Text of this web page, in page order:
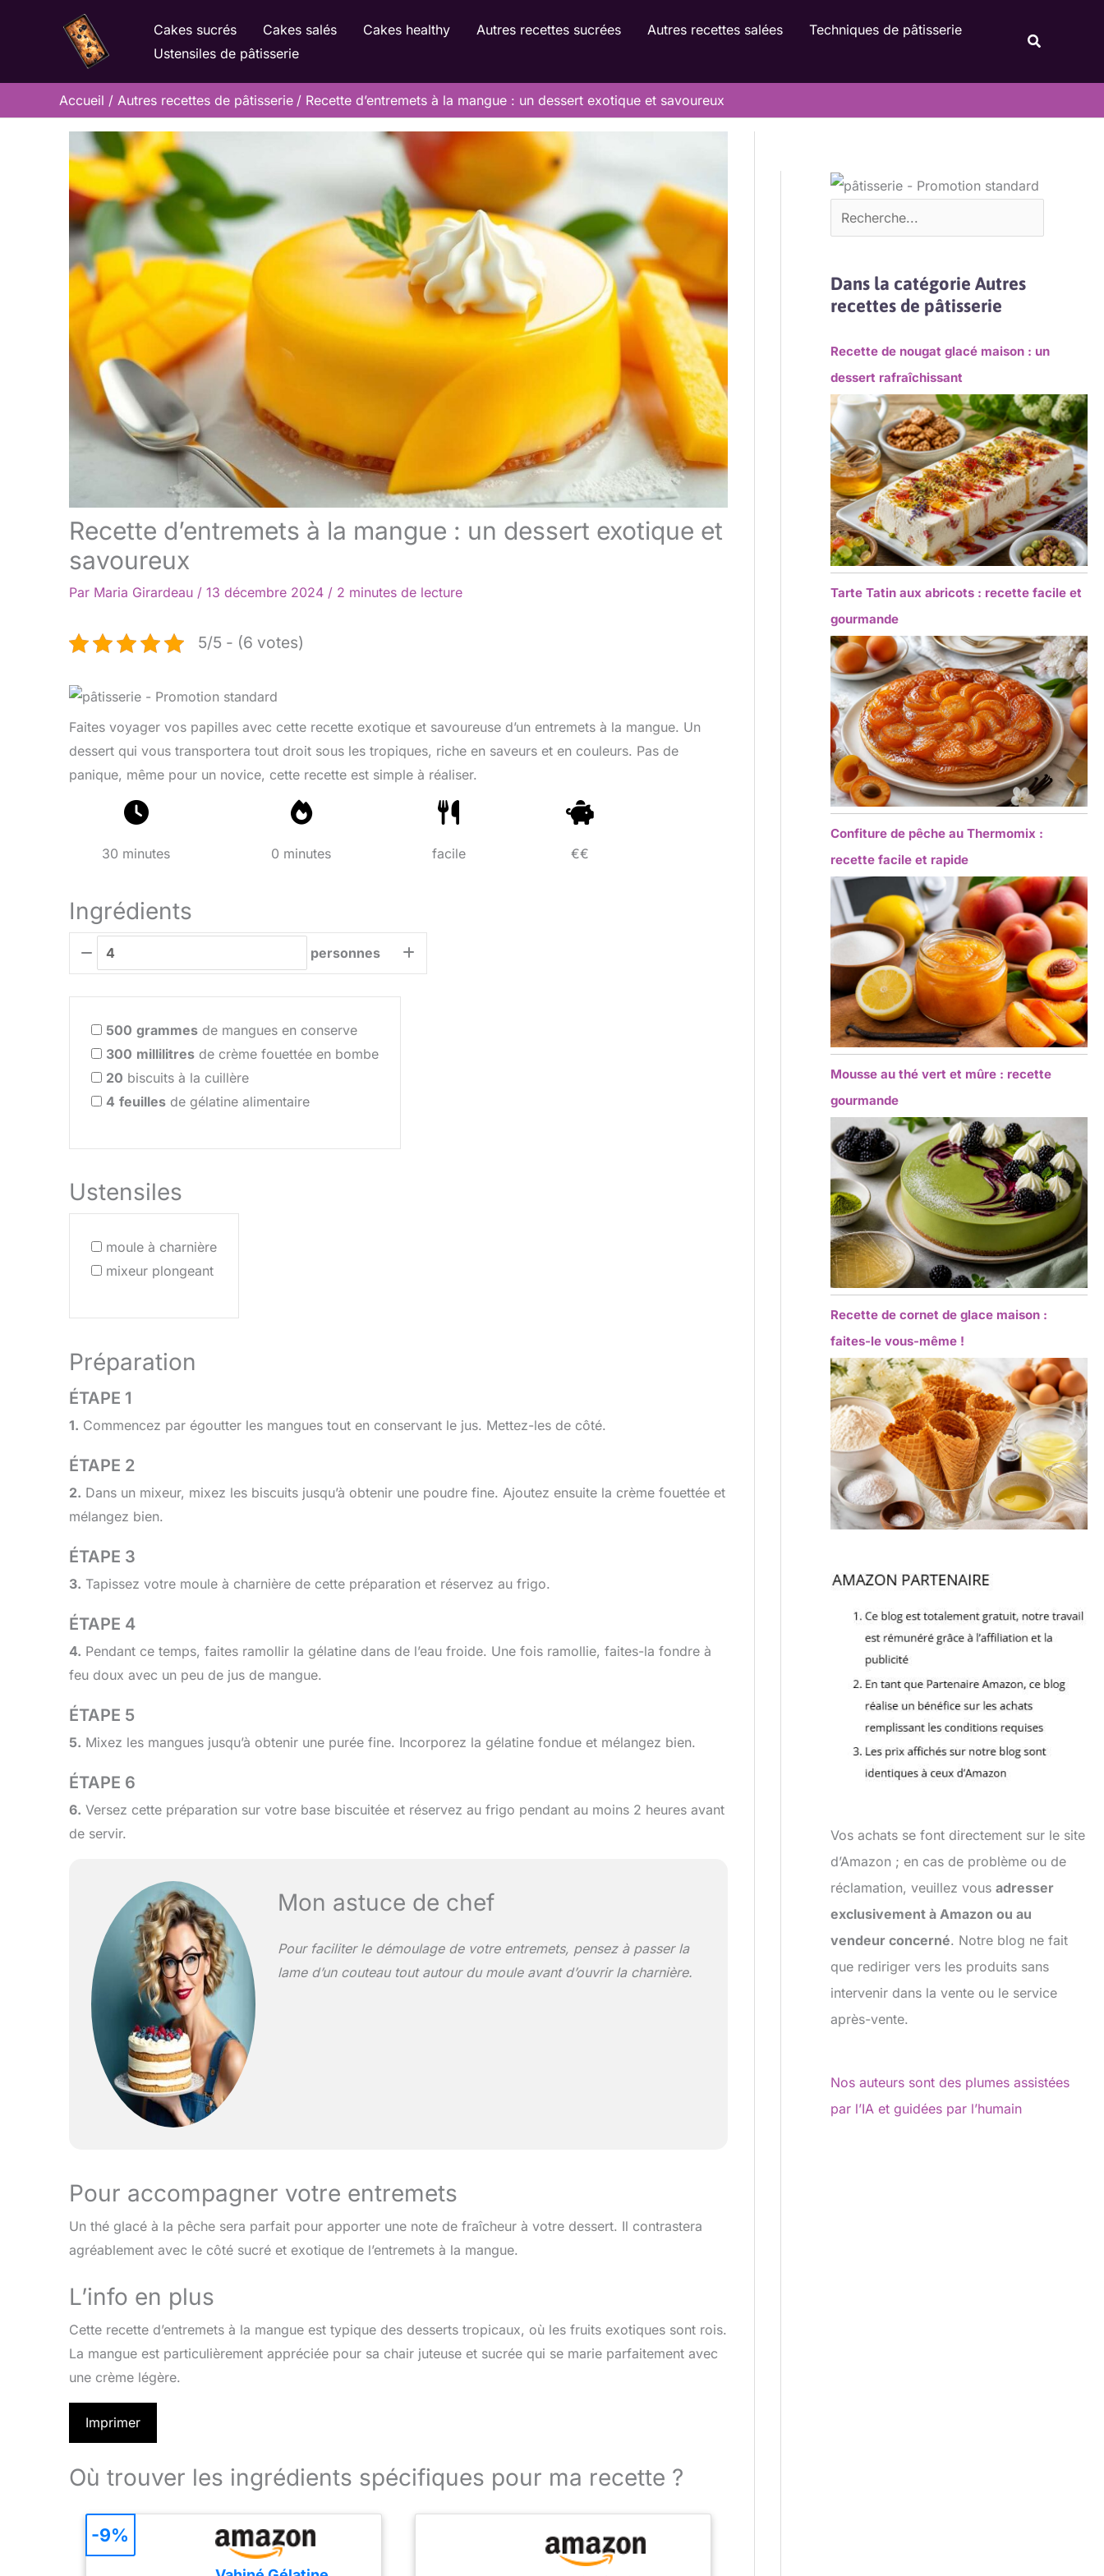
Cakes sucrés Cakes salés Cakes healthy Autres recettes sucrées Autres recettes salées
Techniques de pâtisserie
Ustensiles de pâtisserie
Accueil Autres recettes de pâtisserie Recette d’entremets à la mangue : un dessert exotique et savoureux
Recette d’entremets à la mangue : un dessert exotique et
savoureux
Par Maria Girardeau / 13 décembre 2024 / 2 minutes de lecture
5/5 - (6 votes)
Faites voyager vos papilles avec cette recette exotique et savoureuse d’un entremets à la mangue. Un
dessert qui vous transportera tout droit sous les tropiques, riche en saveurs et en couleurs. Pas de
panique, même pour un novice, cette recette est simple à réaliser.
30 minutes 0 minutes facile €€
Ingrédients
personnes
500 grammes de mangues en conserve
300 millilitres de crème fouettée en bombe
20 biscuits à la cuillère
4 feuilles de gélatine alimentaire
Ustensiles
moule à charnière
mixeur plongeant
Préparation
ÉTAPE 1
1. Commencez par égoutter les mangues tout en conservant le jus. Mettez-les de côté.
ÉTAPE 2
2. Dans un mixeur, mixez les biscuits jusqu’à obtenir une poudre fine. Ajoutez ensuite la crème fouettée et
mélangez bien.
ÉTAPE 3
3. Tapissez votre moule à charnière de cette préparation et réservez au frigo.
ÉTAPE 4
4. Pendant ce temps, faites ramollir la gélatine dans de l’eau froide. Une fois ramollie, faites-la fondre à
feu doux avec un peu de jus de mangue.
ÉTAPE 5
5. Mixez les mangues jusqu’à obtenir une purée fine. Incorporez la gélatine fondue et mélangez bien.
ÉTAPE 6
6. Versez cette préparation sur votre base biscuitée et réservez au frigo pendant au moins 2 heures avant
de servir.
Mon astuce de chef
Pour faciliter le démoulage de votre entremets, pensez à passer la
lame d’un couteau tout autour du moule avant d’ouvrir la charnière.
Pour accompagner votre entremets
Un thé glacé à la pêche sera parfait pour apporter une note de fraîcheur à votre dessert. Il contrastera
agréablement avec le côté sucré et exotique de l’entremets à la mangue.
L’info en plus
Cette recette d’entremets à la mangue est typique des desserts tropicaux, où les fruits exotiques sont rois.
La mangue est particulièrement appréciée pour sa chair juteuse et sucrée qui se marie parfaitement avec
une crème légère.
Imprimer
Où trouver les ingrédients spécifiques pour ma recette ?
-9%
Dans la catégorie Autres
recettes de pâtisserie
Recette de nougat glacé maison : un
dessert rafraîchissant
Tarte Tatin aux abricots : recette facile et
gourmande
Confiture de pêche au Thermomix :
recette facile et rapide
Mousse au thé vert et mûre : recette
gourmande
Recette de cornet de glace maison :
faites-le vous-même !
Vos achats se font directement sur le site
d’Amazon ; en cas de problème ou de
réclamation, veuillez vousadresser
exclusivement à Amazon ou au
vendeur concerné. Notre blog ne fait
que rediriger vers les produits sans
intervenir dans la vente ou le service
après-vente.
Nos auteurs sont des plumes assistées
par l’IA et guidées par l’humain